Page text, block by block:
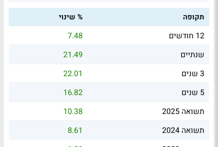
תקופה % שינוי
12 חודשים
7.48
שנתיים
21.49
3 שנים
22.01
5 שנים
16.82
תשואה 2025
10.38
תשואה 2024
8.61